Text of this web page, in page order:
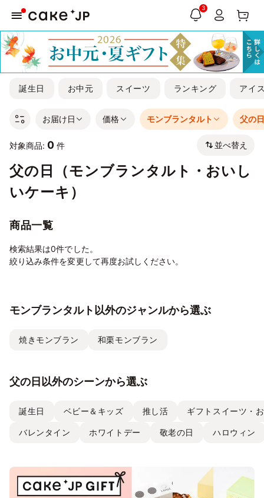
3
誕生日 お中元 スイーツ ランキング アイ
お届け日 価格 モンブランタルト 父の
対象商品: 0 件 並べ替え
父の日（モンブランタルト・おいし
いケーキ）
商品一覧
検索結果は0件でした。
絞り込み条件を変更して再度お試しください。
モンブランタルト以外のジャンルから選ぶ
焼きモンブラン 和栗モンブラン
父の日以外のシーンから選ぶ
誕生日 ベビー＆キッズ 推し活 ギフトスイーツ・
バレンタイン ホワイトデー 敬老の日 ハロウィン